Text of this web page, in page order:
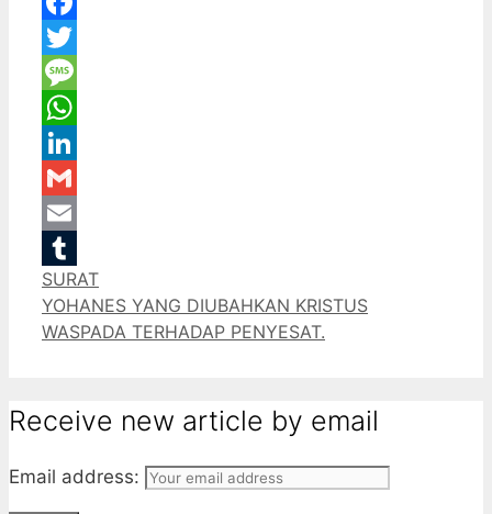
Facebook
Twitter
Message
WhatsApp
LinkedIn
Gmail
Email
Tumblr
Categories
SURAT
YOHANES YANG DIUBAHKAN KRISTUS
WASPADA TERHADAP PENYESAT.
Receive new article by email
Email address: